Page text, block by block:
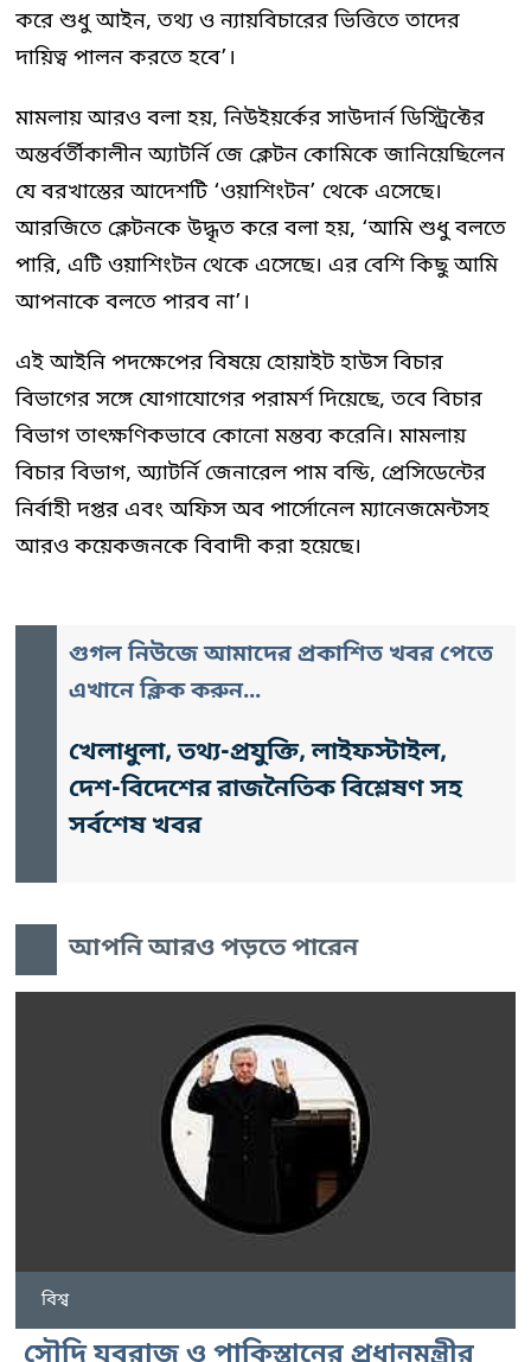
করে শুধু আইন, তথ্য ও ন্যায়বিচারের ভিত্তিতে তাদের
দায়িত্ব পালন করতে হবে’।
মামলায় আরও বলা হয়, নিউইয়র্কের সাউদার্ন ডিস্ট্রিক্টের
অন্তর্বর্তীকালীন অ্যাটর্নি জে ক্লেটন কোমিকে জানিয়েছিলেন
যে বরখাস্তের আদেশটি ‘ওয়াশিংটন’ থেকে এসেছে।
আরজিতে ক্লেটনকে উদ্ধৃত করে বলা হয়, ‘আমি শুধু বলতে
পারি, এটি ওয়াশিংটন থেকে এসেছে। এর বেশি কিছু আমি
আপনাকে বলতে পারব না’।
এই আইনি পদক্ষেপের বিষয়ে হোয়াইট হাউস বিচার
বিভাগের সঙ্গে যোগাযোগের পরামর্শ দিয়েছে, তবে বিচার
বিভাগ তাৎক্ষণিকভাবে কোনো মন্তব্য করেনি। মামলায়
বিচার বিভাগ, অ্যাটর্নি জেনারেল পাম বন্ডি, প্রেসিডেন্টের
নির্বাহী দপ্তর এবং অফিস অব পার্সোনেল ম্যানেজমেন্টসহ
আরও কয়েকজনকে বিবাদী করা হয়েছে।
গুগল নিউজে আমাদের প্রকাশিত খবর পেতে
এখানে ক্লিক করুন...
খেলাধুলা, তথ্য-প্রযুক্তি, লাইফস্টাইল,
দেশ-বিদেশের রাজনৈতিক বিশ্লেষণ সহ
সর্বশেষ খবর
আপনি আরও পড়তে পারেন
বিশ্ব
সৌদি যুবরাজ ও পাকিস্তানের প্রধানমন্ত্রীর